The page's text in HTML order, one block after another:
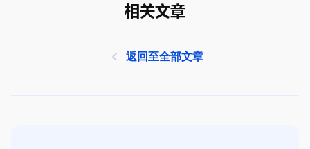
相关文章
返回至全部文章